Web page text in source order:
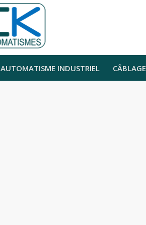
AUTOMATISME INDUSTRIEL CÂBLAGE